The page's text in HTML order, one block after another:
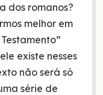
dos romanos?
melhor em
existe nesses
não será só
série de